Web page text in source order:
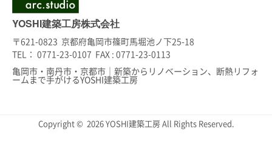
YOSHI建築工房株式会社
〒621-0823 京都府亀岡市篠町馬堀池ノ下25-18
TEL： 0771-23-0107 FAX : 0771-23-0113
亀岡市・南丹市・京都市｜新築からリノベーション、断熱リフォ
ームまで手がけるYOSHI建築工房
Copyright © 2026 YOSHI建築工房 All Rights Reserved.